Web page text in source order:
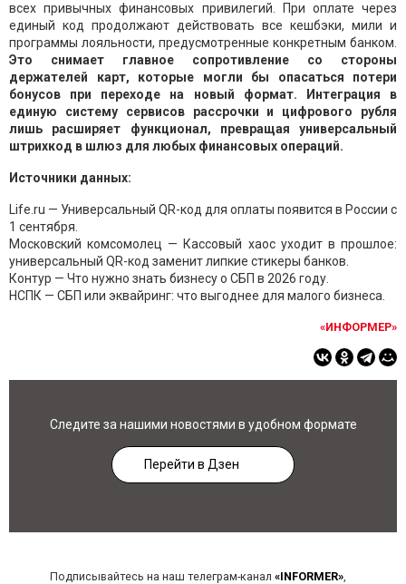
всех привычных финансовых привилегий. При оплате через
единый код продолжают действовать все кешбэки, мили и
программы лояльности, предусмотренные конкретным банком.
Это снимает главное сопротивление со стороны
держателей карт, которые могли бы опасаться потери
бонусов при переходе на новый формат. Интеграция в
единую систему сервисов рассрочки и цифрового рубля
лишь расширяет функционал, превращая универсальный
штрихкод в шлюз для любых финансовых операций.
Источники данных:
Life.ru — Универсальный QR-код для оплаты появится в России с
1 сентября.
Московский комсомолец — Кассовый хаос уходит в прошлое:
универсальный QR-код заменит липкие стикеры банков.
Контур — Что нужно знать бизнесу о СБП в 2026 году.
НСПК — СБП или эквайринг: что выгоднее для малого бизнеса.
«ИНФОРМЕР»
Следите за нашими новостями в удобном формате
Перейти в Дзен
Подписывайтесь на наш телеграм-канал «INFORMER»,